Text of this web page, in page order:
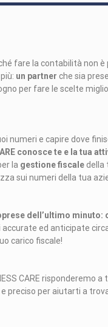
fare la contabilità non è
un partner che sia
per fare le scelte
numeri e capire dove
conosce te e la tua
la gestione fiscale della
sui numeri della tua
dell’ultimo minuto:
accurate ed anticipate
carico fiscale!
CARE risponderemo
preciso per aiutarti a